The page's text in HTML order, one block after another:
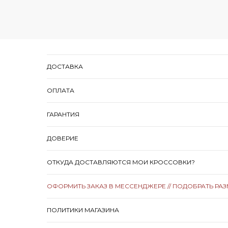
ДОСТАВКА
ОПЛАТА
ГАРАНТИЯ
ДОВЕРИЕ
ОТКУДА ДОСТАВЛЯЮТСЯ МОИ КРОССОВКИ?
ОФОРМИТЬ ЗАКАЗ В МЕССЕНДЖЕРЕ // ПОДОБРАТЬ
ПОЛИТИКИ МАГАЗИНА